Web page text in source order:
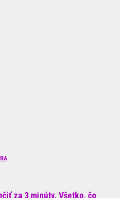
za 3 minúty. Všetko, čo